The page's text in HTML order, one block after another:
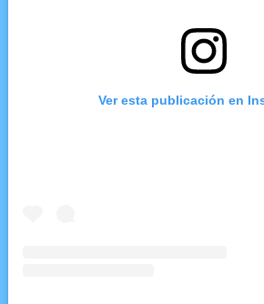
Ver esta publicación en